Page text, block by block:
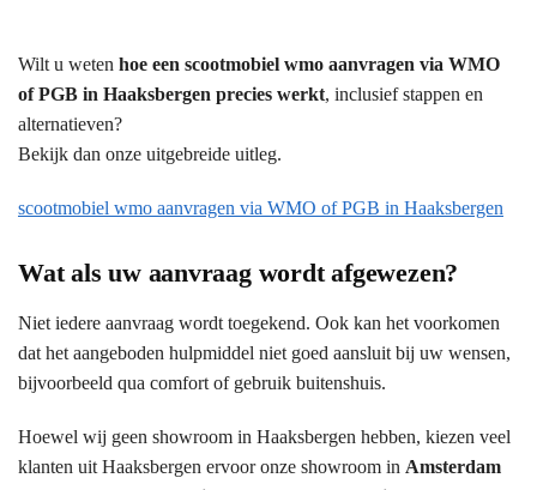
Wilt u weten hoe een scootmobiel wmo aanvragen via WMO
of PGB in Haaksbergen precies werkt, inclusief stappen en
alternatieven?
Bekijk dan onze uitgebreide uitleg.
scootmobiel wmo aanvragen via WMO of PGB in Haaksbergen
Wat als uw aanvraag wordt afgewezen?
Niet iedere aanvraag wordt toegekend. Ook kan het voorkomen
dat het aangeboden hulpmiddel niet goed aansluit bij uw wensen,
bijvoorbeeld qua comfort of gebruik buitenshuis.
Hoewel wij geen showroom in Haaksbergen hebben, kiezen veel
klanten uit Haaksbergen ervoor onze showroom in Amsterdam